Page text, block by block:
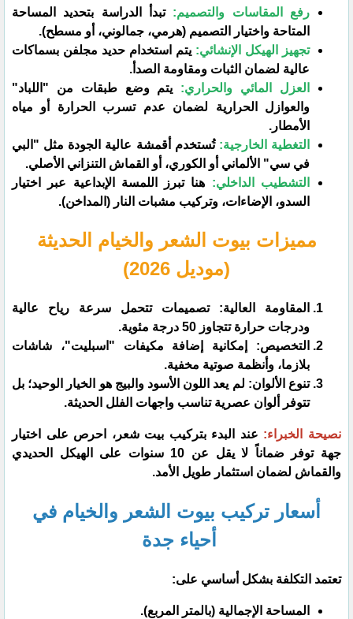
رفع المقاسات والتصميم:تبدأ الدراسة بتحديد المساحة
المتاحة واختيار التصميم (هرمي، جمالوني، أو مسطح).
تجهيز الهيكل الإنشائي: يتم استخدام حديد مجلفن بسماكات
عالية لضمان الثبات ومقاومة الصدأ.
العزل المائي والحراري: يتم وضع طبقات من "اللباد"
والعوازل الحرارية لضمان عدم تسرب الحرارة أو مياه
الأمطار.
التغطية الخارجية: تُستخدم أقمشة عالية الجودة مثل "البي
في سي" الألماني أو الكوري، أو القماش التنزاني الأصلي.
التشطيب الداخلي: هنا تبرز اللمسة الإبداعية عبر اختيار
السدو، الإضاءات، وتركيب مشبات النار (المداخن).
​مميزات بيوت الشعر والخيام الحديثة
(موديل 2026)
​المقاومة العالية: تصميمات تتحمل سرعة رياح عالية
ودرجات حرارة تتجاوز 50 درجة مئوية.
​التخصيص: إمكانية إضافة مكيفات "اسبليت"، شاشات
بلازما، وأنظمة صوتية مخفية.
​تنوع الألوان: لم يعد اللون الأسود والبيج هو الخيار الوحيد؛ بل
تتوفر ألوان عصرية تناسب واجهات الفلل الحديثة.
​نصيحة الخبراء: عند البدء بتركيب بيت شعر، احرص على اختيار
جهة توفر ضماناً لا يقل عن 10 سنوات على الهيكل الحديدي
والقماش لضمان استثمار طويل الأمد.
​أسعار تركيب بيوت الشعر والخيام في
أحياء جدة
​تعتمد التكلفة بشكل أساسي على:
​المساحة الإجمالية (بالمتر المربع).